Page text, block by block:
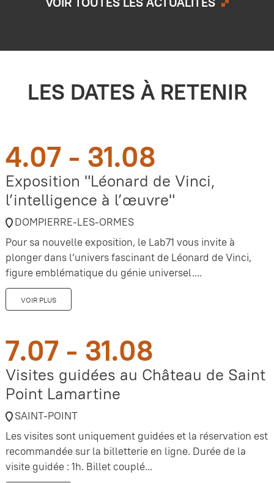
LES DATES À RETENIR
4.07 - 31.08
Exposition "Léonard de Vinci,
l’intelligence à l’œuvre"
DOMPIERRE-LES-ORMES
Pour sa nouvelle exposition, le Lab71 vous invite à
plonger dans l’univers fascinant de Léonard de Vinci,
figure emblématique du génie universel....
VOIR PLUS
7.07 - 31.08
Visites guidées au Château de Saint
Point Lamartine
SAINT-POINT
Les visites sont uniquement guidées et la réservation est
recommandée sur la billetterie en ligne. Durée de la
visite guidée : 1h. Billet couplé...